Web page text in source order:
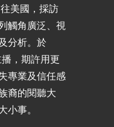
美國，採訪
觸角廣泛、視
分析。於
，期許用更
專業及信任感
裔的閱聽大
事。